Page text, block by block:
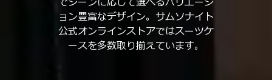
ョン豊富なデザイン。サムソナイト
公式オンラインストアではスーツケ
ースを多数取り揃えています。